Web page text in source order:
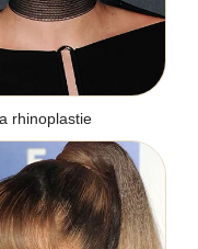
rhinoplastie